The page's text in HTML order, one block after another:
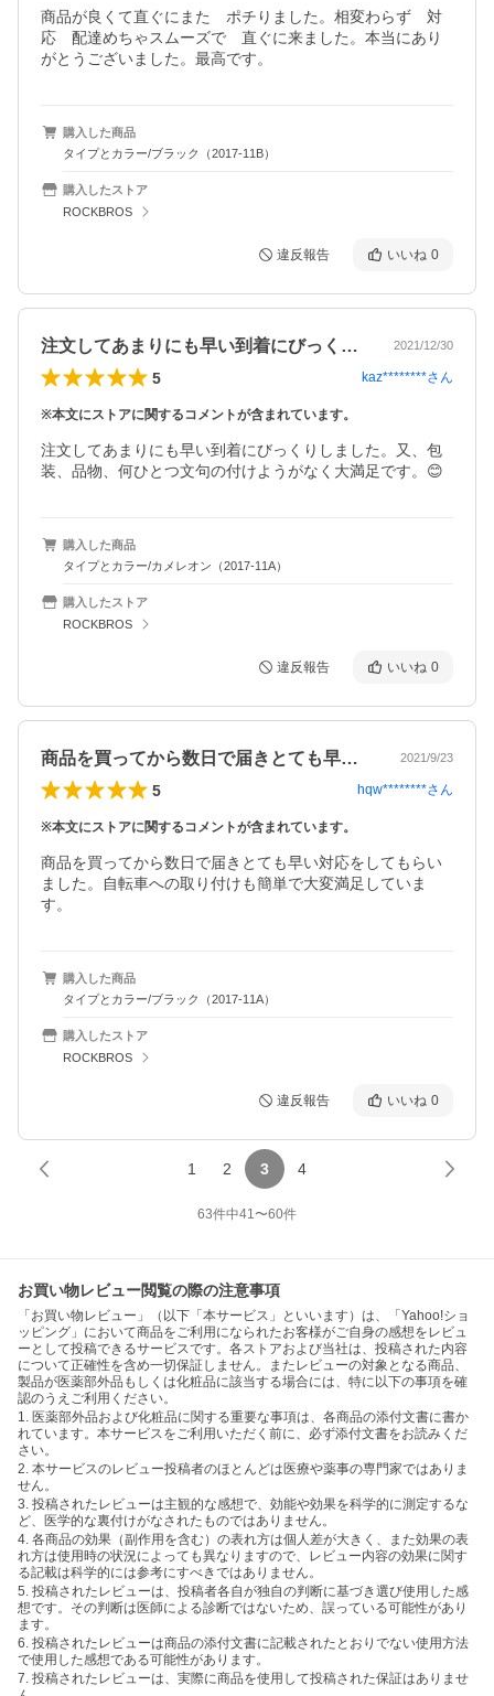
商品が良くて直ぐにまた　ポチりました。相変わらず　対
応　配達めちゃスムーズで　直ぐに来ました。本当にあり
がとうございました。最高です。
購入した商品
タイプとカラー/ブラック（2017-11B）
購入したストア
ROCKBROS
違反報告 いいね 0
注文してあまりにも早い到着にびっくりし… 2021/12/30
5 kaz********さん
※本文にストアに関するコメントが含まれています。
注文してあまりにも早い到着にびっくりしました。又、包
装、品物、何ひとつ文句の付けようがなく大満足です。😊
購入した商品
タイプとカラー/カメレオン（2017-11A）
購入したストア
ROCKBROS
違反報告 いいね 0
商品を買ってから数日で届きとても早い対… 2021/9/23
5 hqw********さん
※本文にストアに関するコメントが含まれています。
商品を買ってから数日で届きとても早い対応をしてもらい
ました。自転車への取り付けも簡単で大変満足していま
す。
購入した商品
タイプとカラー/ブラック（2017-11A）
購入したストア
ROCKBROS
違反報告 いいね 0
1 2 3 4
63件中41〜60件
お買い物レビュー閲覧の際の注意事項
「お買い物レビュー」（以下「本サービス」といいます）は、「Yahoo!ショ
ッピング」において商品をご利用になられたお客様がご自身の感想をレビュ
ーとして投稿できるサービスです。各ストアおよび当社は、投稿された内容
について正確性を含め一切保証しません。またレビューの対象となる商品、
製品が医薬部外品もしくは化粧品に該当する場合には、特に以下の事項を確
認のうえご利用ください。
1. 医薬部外品および化粧品に関する重要な事項は、各商品の添付文書に書か
れています。本サービスをご利用いただく前に、必ず添付文書をお読みくだ
さい。
2. 本サービスのレビュー投稿者のほとんどは医療や薬事の専門家ではありま
せん。
3. 投稿されたレビューは主観的な感想で、効能や効果を科学的に測定するな
ど、医学的な裏付けがなされたものではありません。
4. 各商品の効果（副作用を含む）の表れ方は個人差が大きく、また効果の表
れ方は使用時の状況によっても異なりますので、レビュー内容の効果に関す
る記載は科学的には参考にすべきではありません。
5. 投稿されたレビューは、投稿者各自が独自の判断に基づき選び使用した感
想です。その判断は医師による診断ではないため、誤っている可能性があり
ます。
6. 投稿されたレビューは商品の添付文書に記載されたとおりでない使用方法
で使用した感想である可能性があります。
7. 投稿されたレビューは、実際に商品を使用して投稿された保証はありませ